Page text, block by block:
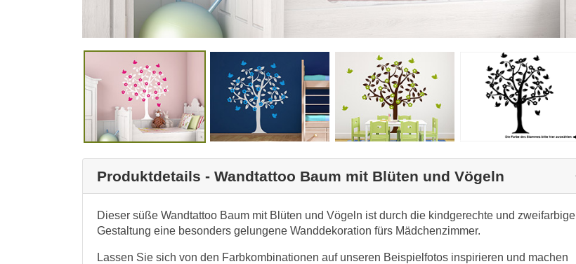
Produktdetails - Wandtattoo Baum mit Blüten und Vögeln
Dieser süße Wandtattoo Baum mit Blüten und Vögeln ist durch die kindgerechte und zweifarbige
Gestaltung eine besonders gelungene Wanddekoration fürs Mädchenzimmer.
Lassen Sie sich von den Farbkombinationen auf unseren Beispielfotos inspirieren und machen